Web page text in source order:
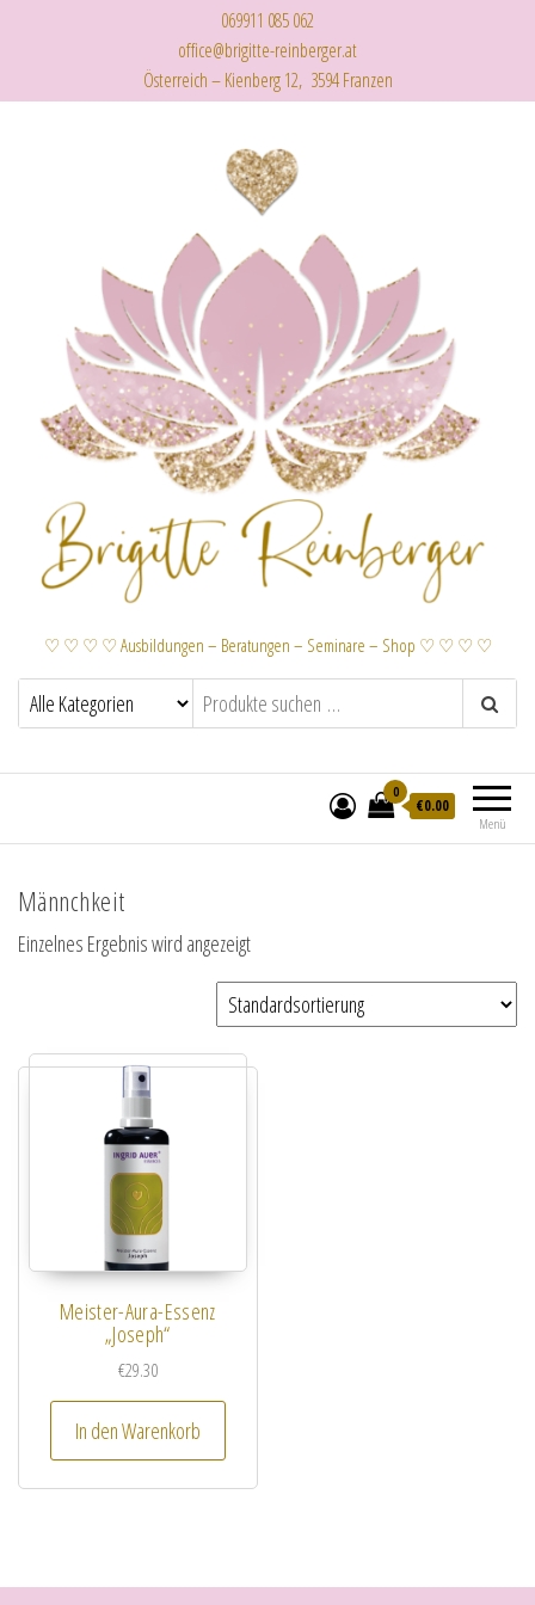
069911 085 062
office@brigitte-reinberger.at
Österreich – Kienberg 12, 3594 Franzen
♡ ♡ ♡ ♡ Ausbildungen – Beratungen – Seminare – Shop ♡ ♡ ♡ ♡
Menü
0
€0.00
Männchkeit
Einzelnes Ergebnis wird angezeigt
Meister-Aura-Essenz
„Joseph“
€29.30
In den Warenkorb